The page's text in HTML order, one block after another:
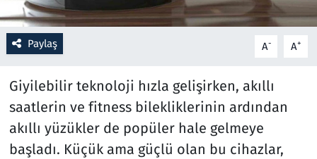
Paylaş A- A+
Giyilebilir teknoloji hızla gelişirken, akıllı
saatlerin ve fitness bilekliklerinin ardından
akıllı yüzükler de popüler hale gelmeye
başladı. Küçük ama güçlü olan bu cihazlar,
Savunma Sanayi
Spor
Teknoloji ve Bilim